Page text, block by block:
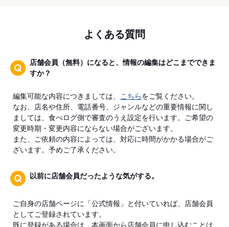
よくある質問
店舗会員（無料）になると、情報の編集はどこまでできま
すか？
編集可能な内容につきましては、 こちらをご覧ください。
なお、店名や住所、電話番号、ジャンルなどの重要情報に関し
ましては、食べログ側で審査のうえ設定を行います。ご希望の
変更時期・変更内容にならない場合がございます。
また、ご依頼の内容によっては、対応に時間がかかる場合がご
ざいます。予めご了承ください。
以前に店舗会員だったような気がする。
ご自身の店舗ページに「公式情報」と付いていれば、店舗会員
としてご登録されています。
既に登録がある場合は、本画面から店舗会員に申し込むことは